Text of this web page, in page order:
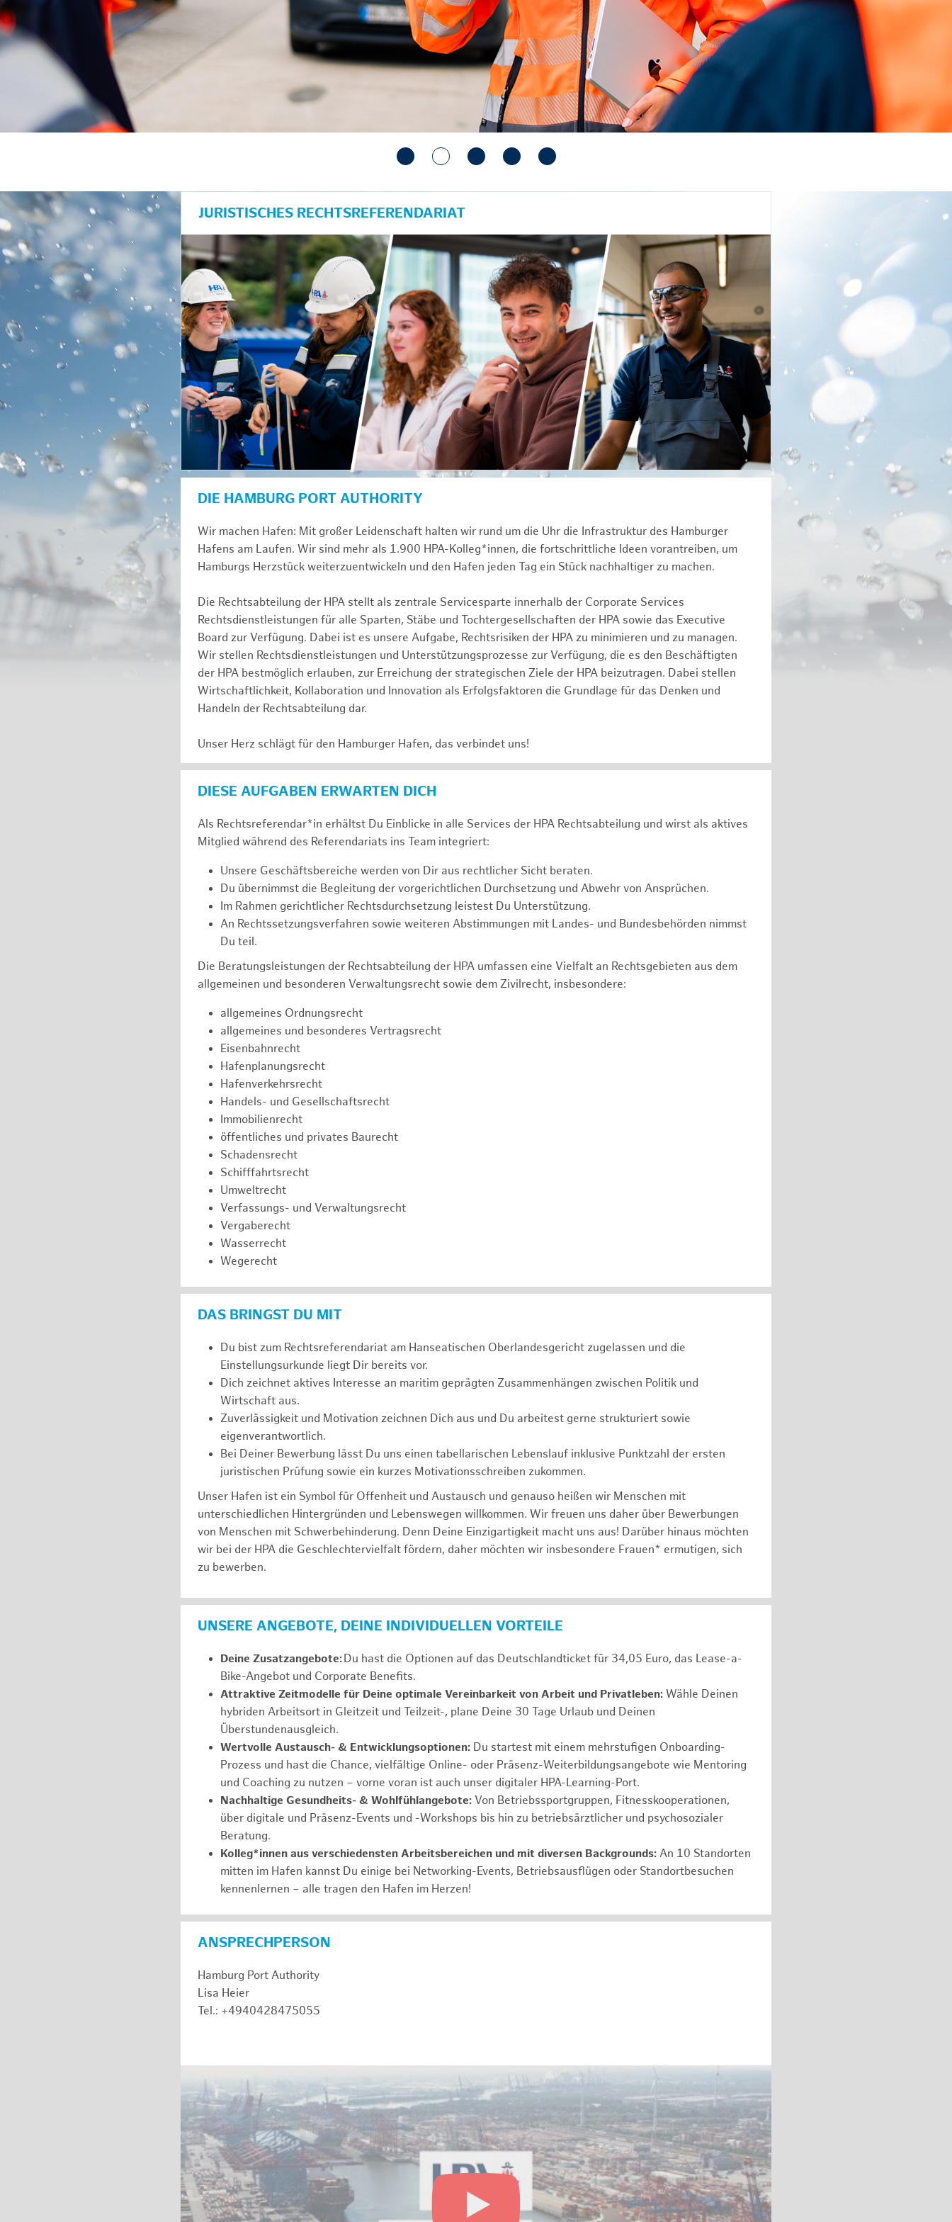
anzeigen/schließen
JURISTISCHES RECHTSREFERENDARIAT
DIE HAMBURG PORT AUTHORITY
Wir machen Hafen: Mit großer Leidenschaft halten wir rund um die Uhr die Infrastruktur des Hamburger
Hafens am Laufen. Wir sind mehr als 1.900 HPA-Kolleg*innen, die fortschrittliche Ideen vorantreiben, um
Hamburgs Herzstück weiterzuentwickeln und den Hafen jeden Tag ein Stück nachhaltiger zu machen.
Die Rechtsabteilung der HPA stellt als zentrale Servicesparte innerhalb der Corporate Services
Rechtsdienstleistungen für alle Sparten, Stäbe und Tochtergesellschaften der HPA sowie das Executive
Board zur Verfügung. Dabei ist es unsere Aufgabe, Rechtsrisiken der HPA zu minimieren und zu managen.
Wir stellen Rechtsdienstleistungen und Unterstützungsprozesse zur Verfügung, die es den Beschäftigten
der HPA bestmöglich erlauben, zur Erreichung der strategischen Ziele der HPA beizutragen. Dabei stellen
Wirtschaftlichkeit, Kollaboration und Innovation als Erfolgsfaktoren die Grundlage für das Denken und
Handeln der Rechtsabteilung dar.
Unser Herz schlägt für den Hamburger Hafen, das verbindet uns!
DIESE AUFGABEN ERWARTEN DICH
Als Rechtsreferendar*in erhältst Du Einblicke in alle Services der HPA Rechtsabteilung und wirst als aktives
Mitglied während des Referendariats ins Team integriert:
Unsere Geschäftsbereiche werden von Dir aus rechtlicher Sicht beraten.
Du übernimmst die Begleitung der vorgerichtlichen Durchsetzung und Abwehr von Ansprüchen.
Im Rahmen gerichtlicher Rechtsdurchsetzung leistest Du Unterstützung.
An Rechtssetzungsverfahren sowie weiteren Abstimmungen mit Landes- und Bundesbehörden nimmst
Du teil.
Die Beratungsleistungen der Rechtsabteilung der HPA umfassen eine Vielfalt an Rechtsgebieten aus dem
allgemeinen und besonderen Verwaltungsrecht sowie dem Zivilrecht, insbesondere:
allgemeines Ordnungsrecht
allgemeines und besonderes Vertragsrecht
Eisenbahnrecht
Hafenplanungsrecht
Hafenverkehrsrecht
Handels- und Gesellschaftsrecht
Immobilienrecht
öffentliches und privates Baurecht
Schadensrecht
Schifffahrtsrecht
Umweltrecht
Verfassungs- und Verwaltungsrecht
Vergaberecht
Wasserrecht
Wegerecht
DAS BRINGST DU MIT
Du bist zum Rechtsreferendariat am Hanseatischen Oberlandesgericht zugelassen und die
Einstellungsurkunde liegt Dir bereits vor.
Dich zeichnet aktives Interesse an maritim geprägten Zusammenhängen zwischen Politik und
Wirtschaft aus.
Zuverlässigkeit und Motivation zeichnen Dich aus und Du arbeitest gerne strukturiert sowie
eigenverantwortlich.
Bei Deiner Bewerbung lässt Du uns einen tabellarischen Lebenslauf inklusive Punktzahl der ersten
juristischen Prüfung sowie ein kurzes Motivationsschreiben zukommen.
Unser Hafen ist ein Symbol für Offenheit und Austausch und genauso heißen wir Menschen mit
unterschiedlichen Hintergründen und Lebenswegen willkommen. Wir freuen uns daher über Bewerbungen
von Menschen mit Schwerbehinderung. Denn Deine Einzigartigkeit macht uns aus! Darüber hinaus möchten
wir bei der HPA die Geschlechtervielfalt fördern, daher möchten wir insbesondere Frauen* ermutigen, sich
zu bewerben.
UNSERE ANGEBOTE, DEINE INDIVIDUELLEN VORTEILE
Deine Zusatzangebote:Du hast die Optionen auf das Deutschlandticket für 34,05 Euro, das Lease-a-
Bike-Angebot und Corporate Benefits.
Attraktive Zeitmodelle für Deine optimale Vereinbarkeit von Arbeit und Privatleben: Wähle Deinen
hybriden Arbeitsort in Gleitzeit und Teilzeit-, plane Deine 30 Tage Urlaub und Deinen
Überstundenausgleich.
Wertvolle Austausch- & Entwicklungsoptionen: Du startest mit einem mehrstufigen Onboarding-
Prozess und hast die Chance, vielfältige Online- oder Präsenz-Weiterbildungsangebote wie Mentoring
und Coaching zu nutzen – vorne voran ist auch unser digitaler HPA-Learning-Port.
Nachhaltige Gesundheits- & Wohlfühlangebote: Von Betriebssportgruppen, Fitnesskooperationen,
über digitale und Präsenz-Events und -Workshops bis hin zu betriebsärztlicher und psychosozialer
Beratung.
Kolleg*innen aus verschiedensten Arbeitsbereichen und mit diversen Backgrounds: An 10 Standorten
mitten im Hafen kannst Du einige bei Networking-Events, Betriebsausflügen oder Standortbesuchen
kennenlernen – alle tragen den Hafen im Herzen!
ANSPRECHPERSON
Hamburg Port Authority
Lisa Heier
Tel.: +4940428475055